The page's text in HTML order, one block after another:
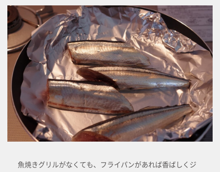
魚焼きグリルがなくても、フライパンがあれば香ばしくジ